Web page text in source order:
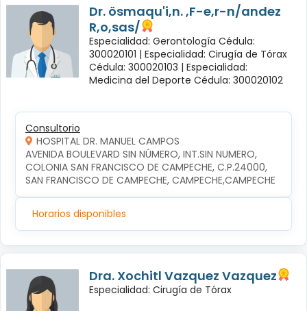
Dr. ösmaqu'i,n. ,F-e,r-n/andez
R,o,sas/
Especialidad: Gerontología Cédula:
300020101 | Especialidad: Cirugía de Tórax
Cédula: 300020103 | Especialidad:
Medicina del Deporte Cédula: 300020102
Consultorio
HOSPITAL DR. MANUEL CAMPOS
AVENIDA BOULEVARD SIN NÚMERO, INT.SIN NUMERO,
COLONIA SAN FRANCISCO DE CAMPECHE, C.P.24000,
SAN FRANCISCO DE CAMPECHE, CAMPECHE,CAMPECHE
Horarios disponibles
Dra. Xochitl Vazquez Vazquez
Especialidad: Cirugía de Tórax